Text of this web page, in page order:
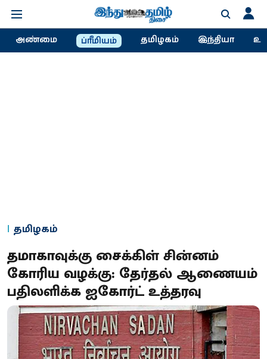
அண்மை ப்ரீமியம் தமிழகம் இந்தியா
தமிழகம்
தமாகாவுக்கு சைக்கிள் சின்னம்
கோரிய வழக்கு: தேர்தல் ஆணையம்
பதிலளிக்க ஐகோர்ட் உத்தரவு